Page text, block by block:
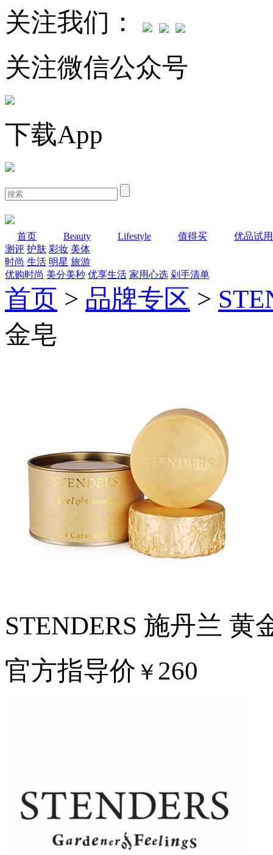
关注我们：
关注微信公众号
下载App
首页 Beauty Lifestyle 值得买
优品试用
测评 护肤 彩妆 美体
时尚 生活 明星 旅游
优购时尚 美分美秒 优享生活 家用心选 剁手清单
首页 > 品牌专区 >
金皂
STENDERS 施丹兰 黄
官方指导价 ￥ 260